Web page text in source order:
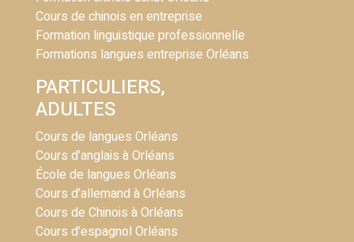
Cours de chinois en entreprise
Formation linguistique professionnelle
Formations langues entreprise Orléans
PARTICULIERS,
ADULTES
Cours de langues Orléans
Cours d’anglais à Orléans
École de langues Orléans
Cours d’allemand à Orléans
Cours de Chinois à Orléans
Cours d’espagnol Orléans